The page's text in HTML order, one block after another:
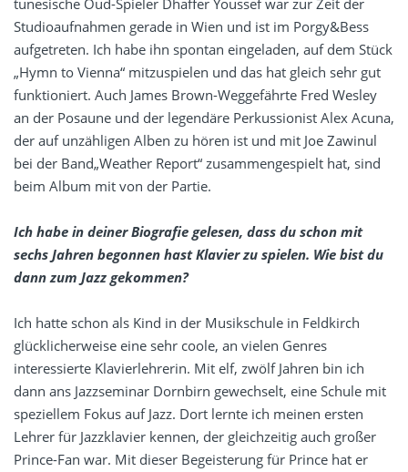
tunesische Oud-Spieler Dhaffer Youssef war zur Zeit der
Studioaufnahmen gerade in Wien und ist im Porgy&Bess
aufgetreten. Ich habe ihn spontan eingeladen, auf dem Stück
„Hymn to Vienna“ mitzuspielen und das hat gleich sehr gut
funktioniert. Auch James Brown-Weggefährte Fred Wesley
an der Posaune und der legendäre Perkussionist Alex Acuna,
der auf unzähligen Alben zu hören ist und mit Joe Zawinul
bei der Band„Weather Report“ zusammengespielt hat, sind
beim Album mit von der Partie.
Ich habe in deiner Biografie gelesen, dass du schon mit
sechs Jahren begonnen hast Klavier zu spielen. Wie bist du
dann zum Jazz gekommen?
Ich hatte schon als Kind in der Musikschule in Feldkirch
glücklicherweise eine sehr coole, an vielen Genres
interessierte Klavierlehrerin. Mit elf, zwölf Jahren bin ich
dann ans Jazzseminar Dornbirn gewechselt, eine Schule mit
speziellem Fokus auf Jazz. Dort lernte ich meinen ersten
Lehrer für Jazzklavier kennen, der gleichzeitig auch großer
Prince-Fan war. Mit dieser Begeisterung für Prince hat er